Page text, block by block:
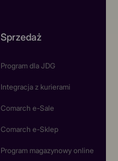
Sprzedaż
Program dla JDG
Integracja z kurierami
Comarch e-Sale
Comarch e-Sklep
Program magazynowy online